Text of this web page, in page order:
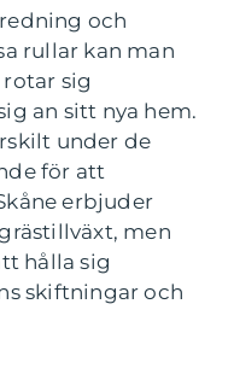
och
rullar kan man
sig
an sitt nya hem.
under de
för att
erbjuder
men
hålla sig
skiftningar och